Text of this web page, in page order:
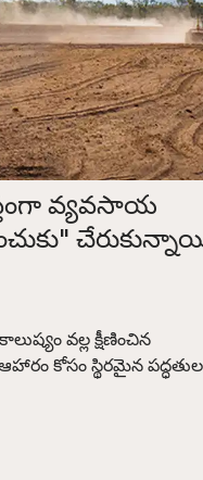
వ్యవసాయ
వల్ల క్షీణించిన
కోసం స్థిరమైన